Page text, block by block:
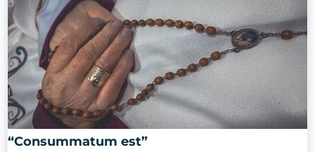
“Consummatum est”